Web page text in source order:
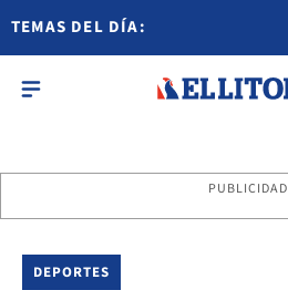
TEMAS DEL DÍA:
PUBLICIDAD
DEPORTES